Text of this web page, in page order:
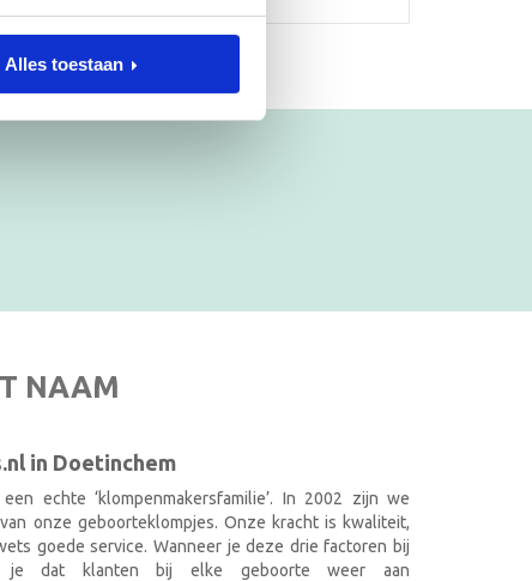
Alles toestaan
NAAM
in Doetinchem
echte ‘klompenmakersfamilie’. In 2002 zijn we
onze geboorteklompjes. Onze kracht is kwaliteit,
goede service. Wanneer je deze drie factoren bij
je dat klanten bij elke geboorte weer aan